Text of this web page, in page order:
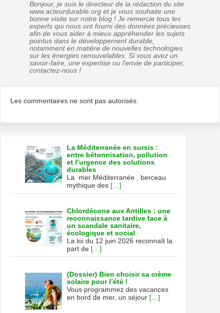
Bonjour, je suis le directeur de la rédaction du site
www.acteurdurable.org et je vous souhaite une
bonne visite sur notre blog ! Je remercie tous les
experts qui nous ont fourni des données précieuses
afin de vous aider à mieux appréhender les sujets
pointus dans le développement durable,
notamment en matière de nouvelles technologies
sur les énergies renouvelables. Si vous avez un
savoir-faire, une expertise ou l'envie de participer,
contactez-nous !
Les commentaires ne sont pas autorisés.
La Méditerranée en sursis :
entre bétonnisation, pollution
et l’urgence des solutions
durables
La mer Méditerranée , berceau
mythique des […]
Chlordécone aux Antilles : une
reconnaissance tardive face à
un scandale sanitaire,
écologique et social
La loi du 12 juin 2026 reconnaît la
part de […]
(Dossier) Bien choisir sa crème
solaire pour l’été !
Vous programmez des vacances
en bord de mer, un séjour […]